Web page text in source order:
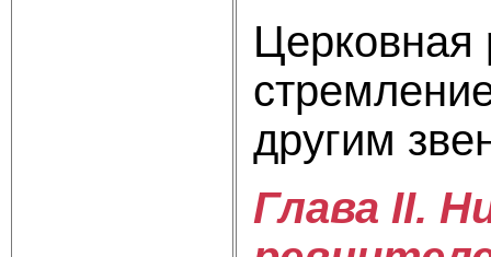
Церковная
другим
Глава II.